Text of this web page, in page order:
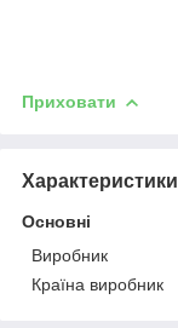
Приховати
Характеристики
Основні
Виробник
Країна виробник